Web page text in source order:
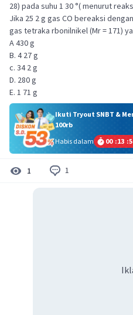
28) pada suhu 1 30 °( menurut
Jika 25 2 g gas CO bereaksi
gas tetraka rbonilnikel (Mr = 171)
A 430 g
B. 4 27 g
c. 34 2 g
D. 280 g
E. 1 71 g
Ikuti Tryout SNBT &
100rb
Habis dalam
00 :13 :
1 1